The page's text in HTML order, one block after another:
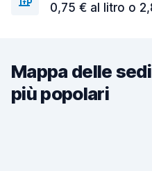
0,75 € al litro o
Mappa delle
più popolari